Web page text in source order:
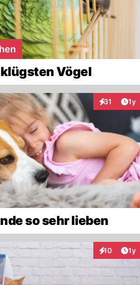
Vögel
31 1y
so sehr lieben
10 1y